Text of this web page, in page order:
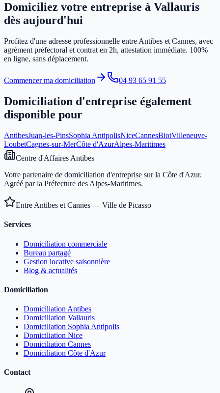
Domiciliez votre entreprise à Vallauris
dès aujourd'hui
Profitez d'une adresse professionnelle entre Antibes et Cannes, avec
agrément préfectoral et contrat en 2h, attestation immédiate. 100%
en ligne, sans déplacement.
Commencer ma domiciliation 04 93 65 91 55
Domiciliation d'entreprise également
disponible pour
AntibesJuan-les-PinsSophia AntipolisNiceCannesBiotVilleneuve-
LoubetCagnes-sur-MerCôte d'AzurAlpes-Maritimes
Centre d'Affaires Antibes
Votre partenaire de domiciliation d'entreprise sur la Côte d'Azur.
Agréé par la Préfecture des Alpes-Maritimes.
Entre Antibes et Cannes — Ville de Picasso
Services
Domiciliation commerciale
Bureau partagé
Gestion locative saisonnière
Blog & actualités
Domiciliation
Domiciliation Antibes
Domiciliation Vallauris
Domiciliation Sophia Antipolis
Domiciliation Nice
Domiciliation Cannes
Domiciliation Côte d'Azur
Contact